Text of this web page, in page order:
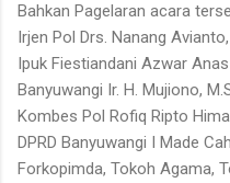
Bahkan Pagelaran acara
Irjen Pol Drs. Nanang
Ipuk Fiestiandani Azwar
Banyuwangi Ir. H. Mujiono,
Kombes Pol Rofiq Ripto
DPRD Banyuwangi I Made
Forkopimda, Tokoh Agama,